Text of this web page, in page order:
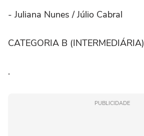
- Juliana Nunes / Júlio Cabral
CATEGORIA B (INTERMEDIÁRIA)
.
PUBLICIDADE